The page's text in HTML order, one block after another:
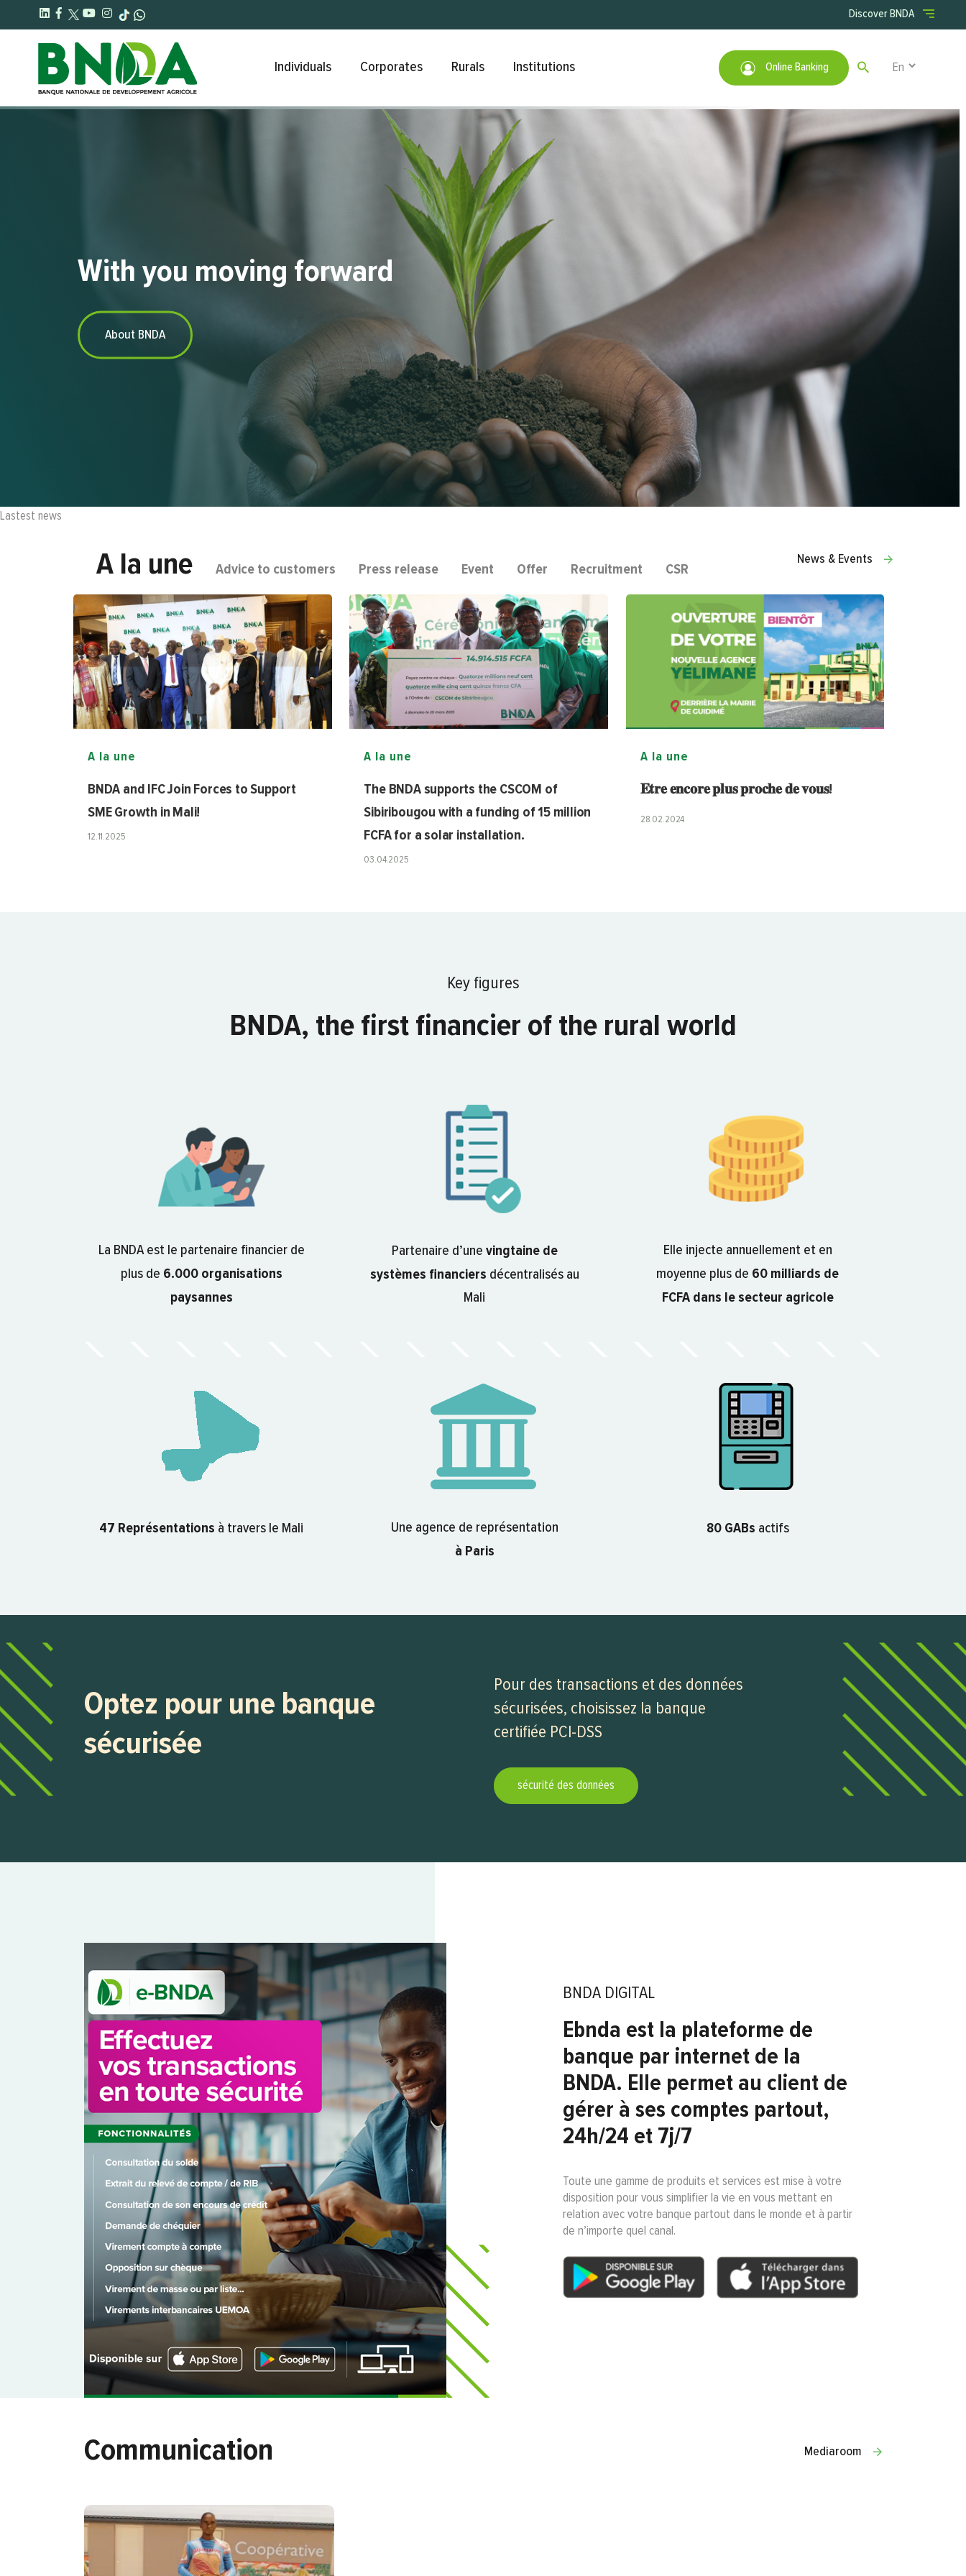
Menu right
Discover BNDA
Individuals Corporates Rurals Institutions Online Banking Select your
With you moving forward
About BNDA
Lastest news
News & Events
A la une Advice to customers Press release Event Offer Recruitment CSR
A la une
BNDA and IFC Join Forces to Support
SME Growth in Mali!
12.11.2025
A la une
The BNDA supports the CSCOM of
Sibiribougou with a funding of 15 million
FCFA for a solar installation.
03.04.2025
A la une
𝐄𝐭𝐫𝐞 𝐞𝐧𝐜𝐨𝐫𝐞 𝐩𝐥𝐮𝐬 𝐩𝐫𝐨𝐜𝐡𝐞 𝐝𝐞 𝐯𝐨𝐮𝐬!
28.02.2024
Key figures
BNDA, the first financier of the rural world
La BNDA est le partenaire financier de
plus de 6.000 organisations
paysannes
Partenaire d’une vingtaine de
systèmes financiers décentralisés au
Mali
Elle injecte annuellement et en
moyenne plus de 60 milliards de
FCFA dans le secteur agricole
47 Représentations à travers le Mali Une agence de représentation
à Paris
80 GABs actifs
Optez pour une banque
sécurisée
Pour des transactions et des données
sécurisées, choisissez la banque
certifiée PCI-DSS
sécurité des données
BNDA DIGITAL
Ebnda est la plateforme de
banque par internet de la
BNDA. Elle permet au client de
gérer à ses comptes partout,
24h/24 et 7j/7
Toute une gamme de produits et services est mise à votre
disposition pour vous simplifier la vie en vous mettant en
relation avec votre banque partout dans le monde et à partir
de n’importe quel canal.
Communication Mediaroom